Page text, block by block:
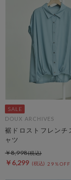
DOUX ARCHIVES
裾ドロストフレンチ
ャツ
￥6,299 29％OFF
￥8,998